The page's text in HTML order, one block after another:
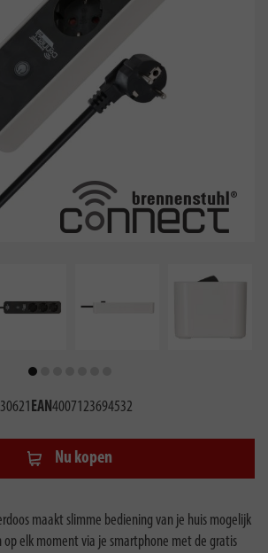
EAN4007123694532
Nu kopen
maakt slimme bediening van je huis mogelijk
op elk moment via je smartphone met de gratis